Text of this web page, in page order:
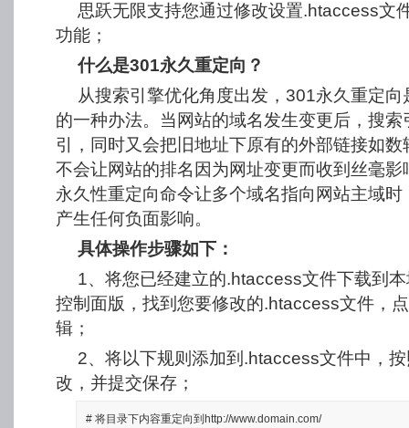
思跃无限支持您通过修改设置.htaccess文
功能；
什么是301永久重定向？
从搜索引擎优化角度出发，301永久重定
的一种办法。当网站的域名发生变更后，搜
引，同时又会把旧地址下原有的外部链接如
不会让网站的排名因为网址变更而收到丝毫
永久性重定向命令让多个域名指向网站主域
产生任何负面影响。
具体操作步骤如下：
1、将您已经建立的.htaccess文件下载到
控制面版，找到您要修改的.htaccess文件，
辑；
2、将以下规则添加到.htaccess文件中，
改，并提交保存；
# 将目录下内容重定向到http://www.domain.com/